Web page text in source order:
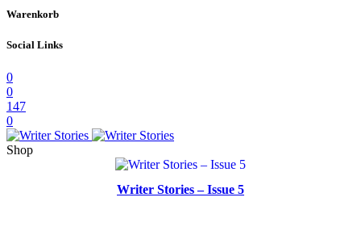
Warenkorb
Social Links
0
0
147
0
Shop
Writer Stories – Issue 5